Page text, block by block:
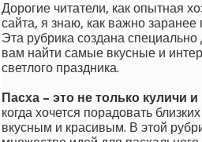
Дорогие читатели, как опытная
сайта, я знаю, как важно
Эта рубрика создана
вам найти самые вкусные и
светлого праздника.
Пасха – это не только куличи
когда хочется порадовать
вкусным и красивым. В этой